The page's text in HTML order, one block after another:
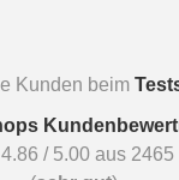
Kunden beim
4.86 / 5.00 aus 2465